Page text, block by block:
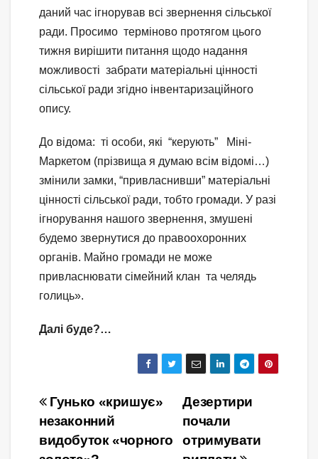
даний час ігнорував всі звернення сільської
ради. Просимо терміново протягом цього
тижня вирішити питання щодо надання
можливості забрати матеріальні цінності
сільської ради згідно інвентаризаційного
опису.
До відома: ті особи, які “керують” Міні-
Маркетом (прізвища я думаю всім відомі…)
змінили замки, “привласнивши” матеріальні
цінності сільської ради, тобто громади. У разі
ігнорування нашого звернення, змушені
будемо звернутися до правоохоронних
органів. Майно громади не може
привласнювати сімейний клан та челядь
голиць».
Далі буде?…
Навігація
записів
Дезертири
почали
отримувати
Гунько «кришує»
незаконний
видобуток «чорного